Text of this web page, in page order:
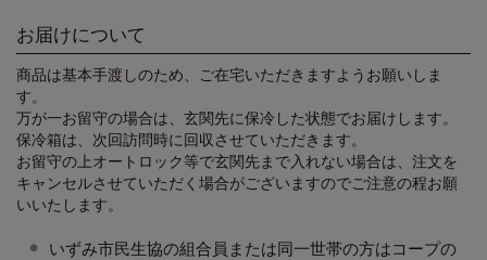
お届けについて
商品は基本手渡しのため、ご在宅いただきますようお願いしま
す。
万が一お留守の場合は、玄関先に保冷した状態でお届けします。
保冷箱は、次回訪問時に回収させていただきます。
お留守の上オートロック等で玄関先まで入れない場合は、注文を
キャンセルさせていただく場合がございますのでご注意の程お願
いいたします。
いずみ市民生協の組合員または同一世帯の方はコープの